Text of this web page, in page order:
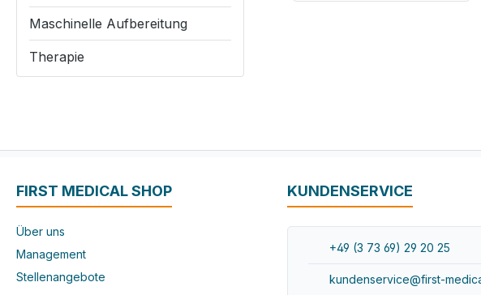
Maschinelle Aufbereitung
Therapie
FIRST MEDICAL SHOP
Über uns
Management
Stellenangebote
KUNDENSERVICE
+49 (3 73 69) 29 20 25
kundenservice@first-